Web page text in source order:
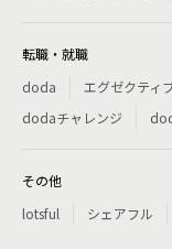
転職・就職
doda
エグゼクティ
dodaチャレンジ
その他
lotsful
シェアフル